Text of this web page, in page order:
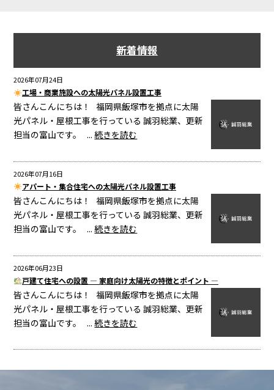
新着情報
2026年07月24日
工場・商業施設への太陽光パネル設置工事
皆さんこんにちは！ 福岡県飯塚市を拠点に太陽
光パネル・屋根工事を行っている 誠羽総業、更新
担当の富山です。 ...続きを読む
2026年07月16日
アパート・集合住宅への太陽光パネル設置工事
皆さんこんにちは！ 福岡県飯塚市を拠点に太陽
光パネル・屋根工事を行っている 誠羽総業、更新
担当の富山です。 ...続きを読む
2026年06月23日
戸建て住宅への設置 ― 家庭向け太陽光の特徴とポイント ―
皆さんこんにちは！ 福岡県飯塚市を拠点に太陽
光パネル・屋根工事を行っている 誠羽総業、更新
担当の富山です。 ...続きを読む